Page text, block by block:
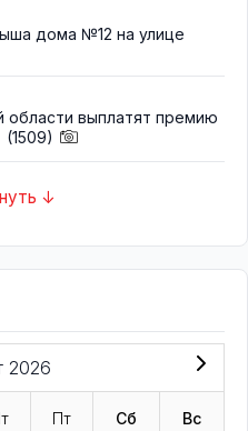
дома №12 на улице
области выплатят премию
(1509)
↓
2026
Пт Сб Вс